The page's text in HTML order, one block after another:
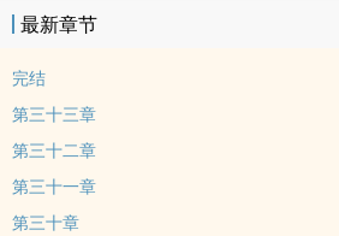
的迟暮。
性瘾哭包娇弱受×温柔深情攻
生子文
日更文（如果没日更，第二天双更补上）
骨科
双性
最新章节
完结
第三十三章
第三十二章
第三十一章
第三十章